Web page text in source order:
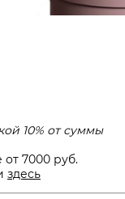
10% от суммы
от 7000 руб.
здесь